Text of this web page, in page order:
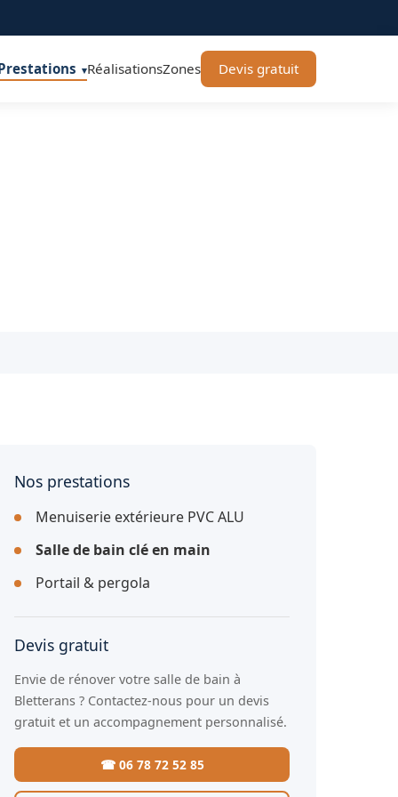
▾RéalisationsZones Devis gratuit
Nos prestations
Menuiserie extérieure PVC ALU
Salle de bain clé en main
Portail & pergola
Devis gratuit
Envie de rénover votre salle de bain à
Bletterans ? Contactez-nous pour un devis
gratuit et un accompagnement personnalisé.
☎ 06 78 72 52 85